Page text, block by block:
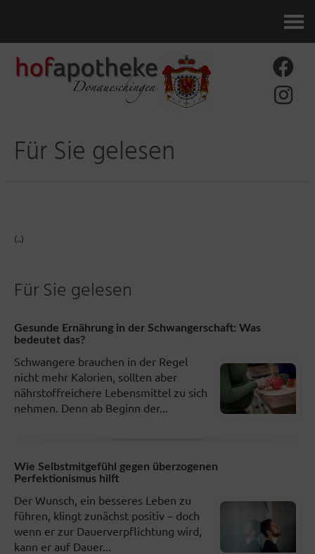
Für Sie gelesen
(..)
Für Sie gelesen
Gesunde Ernährung in der Schwangerschaft: Was
bedeutet das?
Schwangere brauchen in der Regel
nicht mehr Kalorien, sollten aber
nährstoffreichere Lebensmittel zu sich
nehmen. Denn ab Beginn der...
Wie Selbstmitgefühl gegen überzogenen
Perfektionismus hilft
Der Wunsch, ein besseres Leben zu
führen, klingt zunächst positiv – doch
wenn er zur Dauerverpflichtung wird,
kann er auf Dauer...